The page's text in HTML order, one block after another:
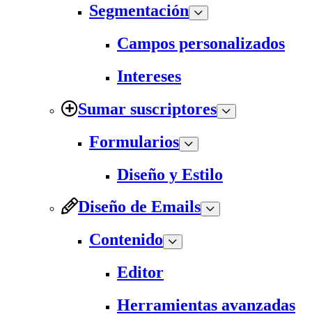
Segmentación
Campos personalizados
Intereses
Sumar suscriptores
Formularios
Diseño y Estilo
Diseño de Emails
Contenido
Editor
Herramientas avanzadas